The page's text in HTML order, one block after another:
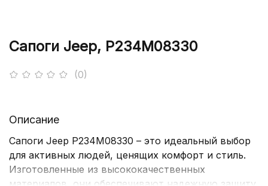
Сапоги Jeep, P234M08330
(0)
Описание
Сапоги Jeep P234M08330 – это идеальный выбор
для активных людей, ценящих комфорт и стиль.
Изготовленные из высококачественных
материалов, они обеспечивают надежную защиту